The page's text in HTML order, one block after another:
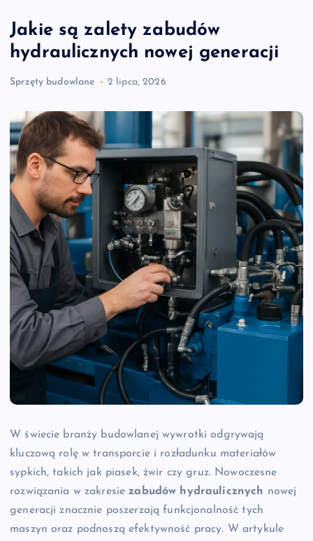
Jakie są zalety zabudów
hydraulicznych nowej generacji
Sprzęty budowlane 2 lipca, 2026
W świecie branży budowlanej wywrotki odgrywają
kluczową rolę w transporcie i rozładunku materiałów
sypkich, takich jak piasek, żwir czy gruz. Nowoczesne
rozwiązania w zakresiezabudów hydraulicznych nowej
generacji znacznie poszerzają funkcjonalność tych
maszyn oraz podnoszą efektywność pracy. W artykule